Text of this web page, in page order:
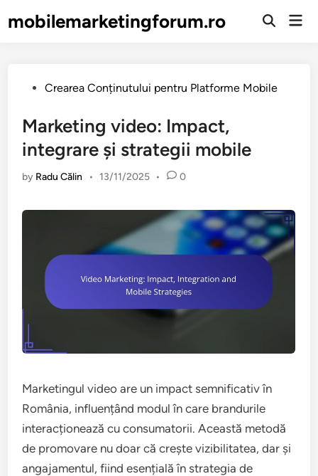
tomobilemarketingforum.ro
Open
PostedCrearea Conținutului pentru Platforme Mobile
Marketing video: Impact,
integrare și strategii mobile
by Radu Călin • 13/11/2025 • 0
Marketingul video are un impact semnificativ în
România, influențând modul în care brandurile
interacționează cu consumatorii. Această metodă
de promovare nu doar că crește vizibilitatea, dar și
angajamentul, fiind esențială în strategia de